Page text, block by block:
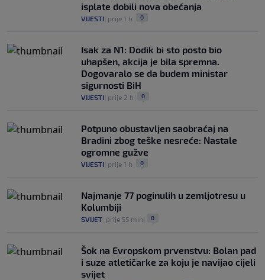
isplate dobili nova obećanja
VIJESTI prije 1 h 0
Isak za N1: Dodik bi sto posto bio
uhapšen, akcija je bila spremna.
Dogovaralo se da budem ministar
sigurnosti BiH
VIJESTI prije 2 h 0
Potpuno obustavljen saobraćaj na
Bradini zbog teške nesreće: Nastale
ogromne gužve
VIJESTI prije 1 h 0
Najmanje 77 poginulih u zemljotresu u
Kolumbiji
SVIJET prije 55 min 0
Šok na Evropskom prvenstvu: Bolan pad
i suze atletičarke za koju je navijao cijeli
svijet